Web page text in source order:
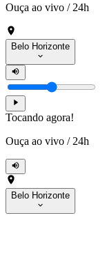
Ouça ao vivo / 24h
Belo Horizonte
Tocando agora!
Ouça ao vivo / 24h
Belo Horizonte